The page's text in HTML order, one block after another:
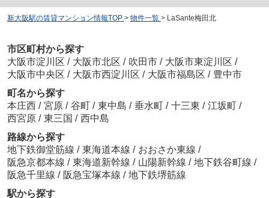
新大阪駅の賃貸マンション情報TOP > 物件一覧 > LaSante梅田北
市区町村から探す
大阪市淀川区 / 大阪市北区 / 吹田市 / 大阪市東淀川区 /
大阪市中央区 / 大阪市西淀川区 / 大阪市福島区 / 豊中市
町名から探す
本庄西 / 宮原 / 谷町 / 東中島 / 垂水町 / 十三東 / 江坂町 /
西宮原 / 東三国 / 西中島
路線から探す
地下鉄御堂筋線 / 東海道本線 / おおさか東線 /
阪急京都本線 / 東海道新幹線 / 山陽新幹線 / 地下鉄谷町線 /
阪急千里線 / 阪急宝塚本線 / 地下鉄堺筋線
駅から探す